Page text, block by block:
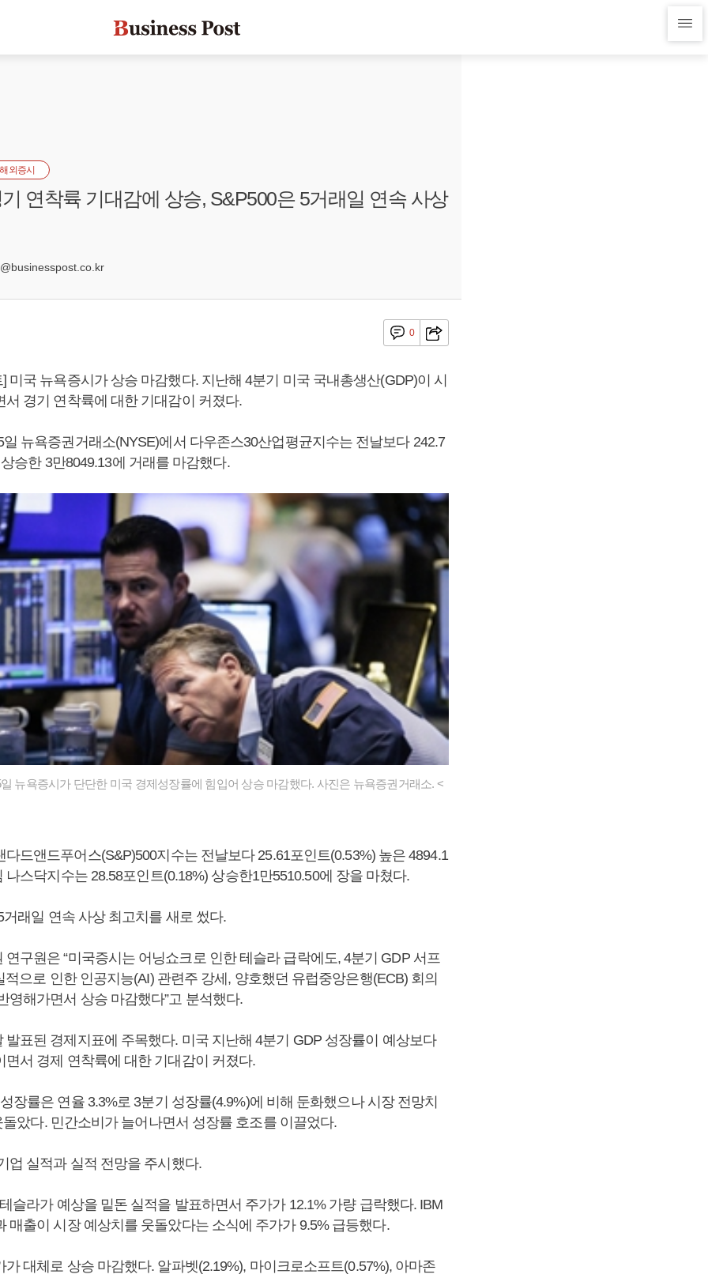
해외증시
연착륙 기대감에 상승, S&P500은 5거래일 연속 사상
0
미국 뉴욕증시가 상승 마감했다. 지난해 4분기 미국 국내총생산(GDP)이 시
서 경기 연착륙에 대한 기대감이 커졌다.
뉴욕증권거래소(NYSE)에서 다우존스30산업평균지수는 전날보다 242.7
승한 3만8049.13에 거래를 마감했다.
뉴욕증시가 단단한 미국 경제성장률에 힘입어 상승 마감했다. 사진은 뉴욕증권거래소. <
다드앤드푸어스(S&P)500지수는 전날보다 25.61포인트(0.53%) 높은 4894.1
나스닥지수는 28.58포인트(0.18%) 상승한1만5510.50에 장을 마쳤다.
래일 연속 사상 최고치를 새로 썼다.
연구원은 “미국증시는 어닝쇼크로 인한 테슬라 급락에도, 4분기 GDP 서프
적으로 인한 인공지능(AI) 관련주 강세, 양호했던 유럽중앙은행(ECB) 회의
영해가면서 상승 마감했다”고 분석했다.
발표된 경제지표에 주목했다. 미국 지난해 4분기 GDP 성장률이 예상보다
면서 경제 연착륙에 대한 기대감이 커졌다.
장률은 연율 3.3%로 3분기 성장률(4.9%)에 비해 둔화했으나 시장 전망치
돌았다. 민간소비가 늘어나면서 성장률 호조를 이끌었다.
업 실적과 실적 전망을 주시했다.
슬라가 예상을 밑돈 실적을 발표하면서 주가가 12.1% 가량 급락했다. IBM
매출이 시장 예상치를 웃돌았다는 소식에 주가가 9.5% 급등했다.
가 대체로 상승 마감했다. 알파벳(2.19%), 마이크로소프트(0.57%), 아마존